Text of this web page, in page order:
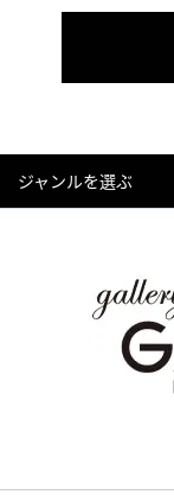
ジャンルを選ぶ